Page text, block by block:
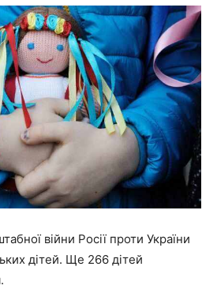
війни Росії проти України
дітей. Ще 266 дітей